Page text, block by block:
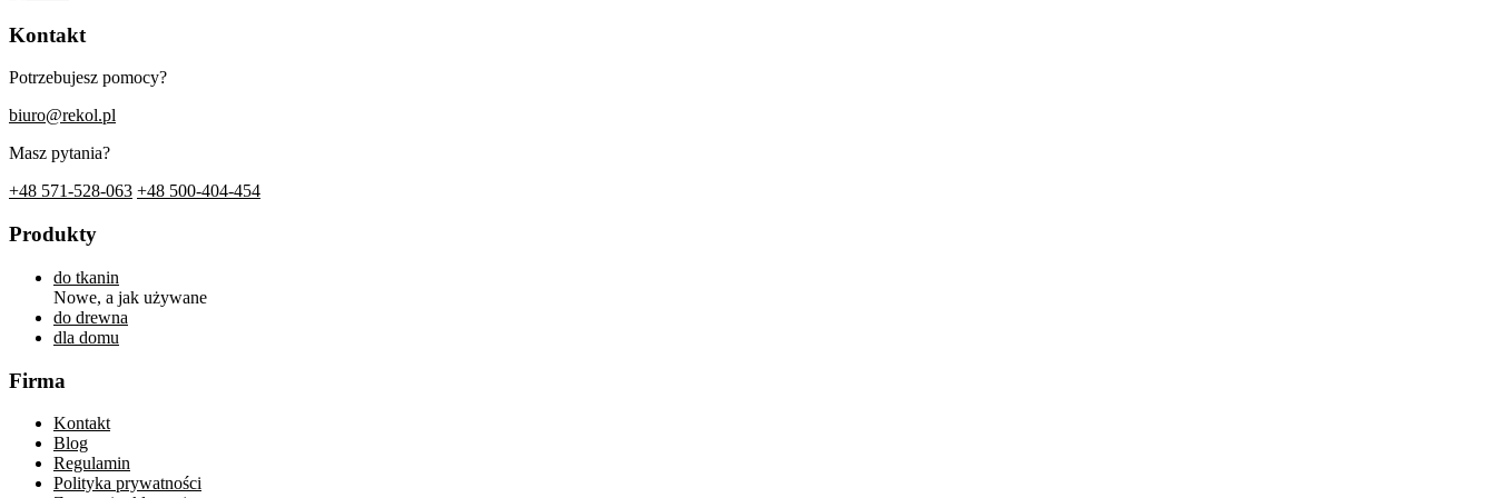
Kontakt
Potrzebujesz pomocy?
biuro@rekol.pl
Masz pytania?
+48 571-528-063 +48 500-404-454
Produkty
do tkanin
Nowe, a jak używane
do drewna
dla domu
Firma
Kontakt
Blog
Regulamin
Polityka prywatności